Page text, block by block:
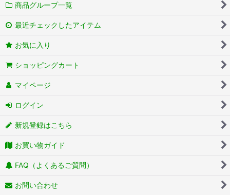
商品グループ一覧
最近チェックしたアイテム
お気に入り
ショッピングカート
マイページ
ログイン
新規登録はこちら
お買い物ガイド
FAQ（よくあるご質問）
お問い合わせ